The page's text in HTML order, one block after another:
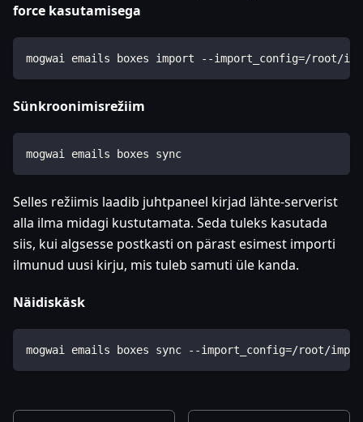
force kasutamisega
mogwai emails boxes import --import_config=/root/
Sünkroonimisrežiim
mogwai emails boxes sync
Selles režiimis laadib juhtpaneel kirjad lähte-serverist
alla ilma midagi kustutamata. Seda tuleks kasutada
siis, kui algsesse postkasti on pärast esimest importi
ilmunud uusi kirju, mis tuleb samuti üle kanda.
Näidiskäsk
mogwai emails boxes sync --import_config=/root/